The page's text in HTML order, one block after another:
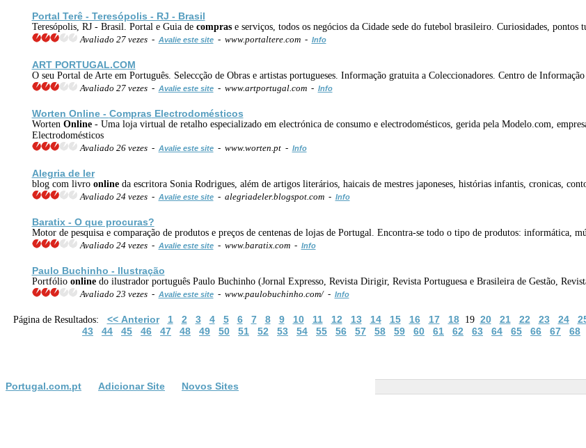
Portal Terê - Teresópolis - RJ - Brasil
Teresópolis, RJ - Brasil. Portal e Guia de comprase serviços, todos os negócios da Cidade sede do futebol brasileiro. Curiosidades, pontos
Avaliado 27 vezes - Avalie este site- www.portaltere.com - Info
ART PORTUGAL.COM
O seu Portal de Arte em Português. Seleccção de Obras e artistas portugueses. Informação gratuita a Coleccionadores. Centro de
Avaliado 27 vezes - Avalie este site- www.artportugal.com - Info
Worten Online- Compras Electrodomésticos
Worten Online- Uma loja virtual de retalho especializado em electrónica de consumo e electrodomésticos, gerida pela Modelo.com,
Electrodomésticos
Avaliado 26 vezes - Avalie este site- www.worten.pt - Info
Alegria de ler
blog com livro onlineda escritora Sonia Rodrigues, além de artigos literários, haicais de mestres japoneses, histórias infantis, cronicas,
Avaliado 24 vezes - Avalie este site- alegriadeler.blogspot.com - Info
Baratix - O que procuras?
Motor de pesquisa e comparação de produtos e preços de centenas de lojas de Portugal. Encontra-se todo o tipo de produtos: informática,
Avaliado 24 vezes - Avalie este site- www.baratix.com - Info
Paulo Buchinho - Ilustração
Portfólio onlinedo ilustrador português Paulo Buchinho (Jornal Expresso, Revista Dirigir, Revista Portuguesa e Brasileira de Gestão,
Avaliado 23 vezes - Avalie este site- www.paulobuchinho.com/ - Info
Página de Resultados: << Anterior 1 2 3 4 5 6 7 8 9 10 11 12 13 14 15 16 17 1819 20 21 22 23 24
43
44 45 46 47 48 49 50 51 52 53 54 55 56 57 58 59 60 61 62 63 64 65 66 67 68
Portugal.com.pt Adicionar Site Novos Sites